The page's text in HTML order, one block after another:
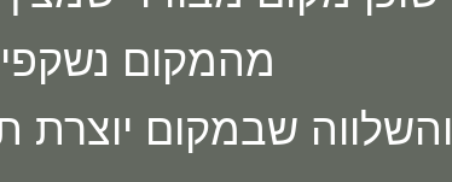
מהמקום
והשלווה שבמקום